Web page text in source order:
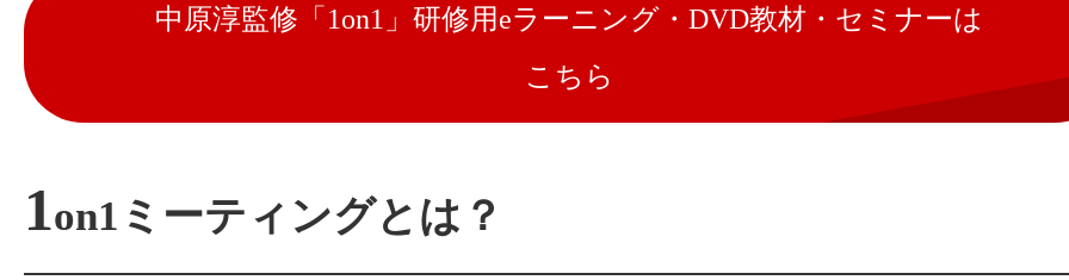
中原淳監修「1on1」研修用eラーニング・DVD教材・セミナーは
こちら
1on1ミーティングとは？